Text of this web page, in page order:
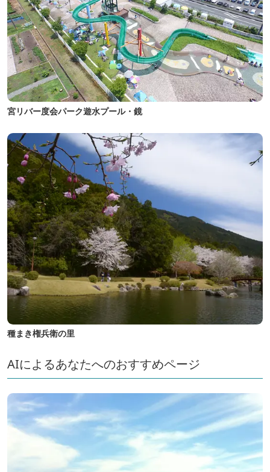
宮リバー度会パーク遊水プール・鏡
種まき権兵衛の里
AIによるあなたへのおすすめページ